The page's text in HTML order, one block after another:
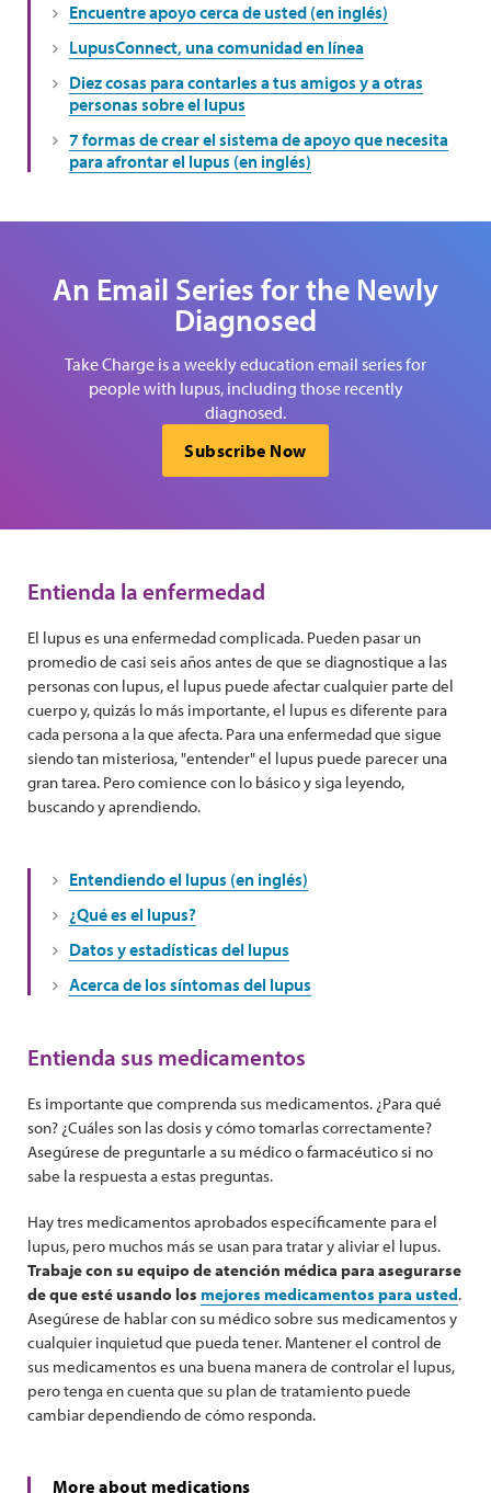
Encuentre apoyo cerca de usted (en inglés)
LupusConnect, una comunidad en línea
Diez cosas para contarles a tus amigos y a otras
personas sobre el lupus
7 formas de crear el sistema de apoyo que necesita
para afrontar el lupus (en inglés)
An Email Series for the Newly
Diagnosed
Take Charge is a weekly education email series for
people with lupus, including those recently
diagnosed.
Subscribe Now
Entienda la enfermedad
El lupus es una enfermedad complicada. Pueden pasar un
promedio de casi seis años antes de que se diagnostique a las
personas con lupus, el lupus puede afectar cualquier parte del
cuerpo y, quizás lo más importante, el lupus es diferente para
cada persona a la que afecta. Para una enfermedad que sigue
siendo tan misteriosa, "entender" el lupus puede parecer una
gran tarea. Pero comience con lo básico y siga leyendo,
buscando y aprendiendo.
Entendiendo el lupus (en inglés)
¿Qué es el lupus?
Datos y estadísticas del lupus
Acerca de los síntomas del lupus
Entienda sus medicamentos
Es importante que comprenda sus medicamentos. ¿Para qué
son? ¿Cuáles son las dosis y cómo tomarlas correctamente?
Asegúrese de preguntarle a su médico o farmacéutico si no
sabe la respuesta a estas preguntas.
Hay tres medicamentos aprobados específicamente para el
lupus, pero muchos más se usan para tratar y aliviar el lupus.
Trabaje con su equipo de atención médica para asegurarse
de que esté usando los mejores medicamentos para usted.
Asegúrese de hablar con su médico sobre sus medicamentos y
cualquier inquietud que pueda tener. Mantener el control de
sus medicamentos es una buena manera de controlar el lupus,
pero tenga en cuenta que su plan de tratamiento puede
cambiar dependiendo de cómo responda.
More about medications